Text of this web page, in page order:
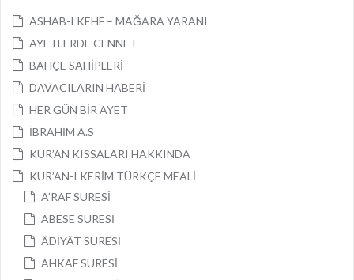
ASHAB-I KEHF – MAĞARA YARANI
AYETLERDE CENNET
BAHÇE SAHİPLERİ
DAVACILARIN HABERİ
HER GÜN BİR AYET
İBRAHİM A.S
KUR’AN KISSALARI HAKKINDA
KUR’AN-I KERİM TÜRKÇE MEALİ
A’RAF SURESİ
ABESE SURESİ
ÂDİYÂT SURESİ
AHKAF SURESİ